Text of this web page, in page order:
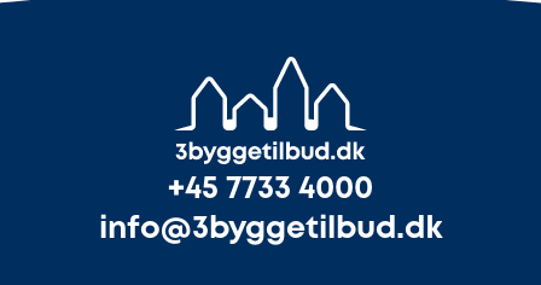
+45 7733 4000
info@3byggetilbud.dk